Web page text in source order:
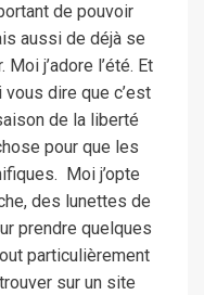
de pouvoir
aussi de déjà se
j’adore l’été. Et
vous dire que c’est
de la liberté
pour que les
Moi j’opte
des lunettes de
prendre quelques
particulièrement
sur un site